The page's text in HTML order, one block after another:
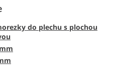
do plechu s plochou